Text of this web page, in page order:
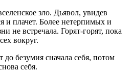
зло. Дьявол, увидев
и плачет. Более нетерпимых и
не встречала. Горят-горят, пока
вокруг.
безумия сначала себя, потом
себя.